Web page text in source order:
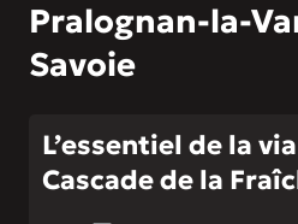
Pralognan-la-
Savoie
L’essentiel de la
Cascade de la